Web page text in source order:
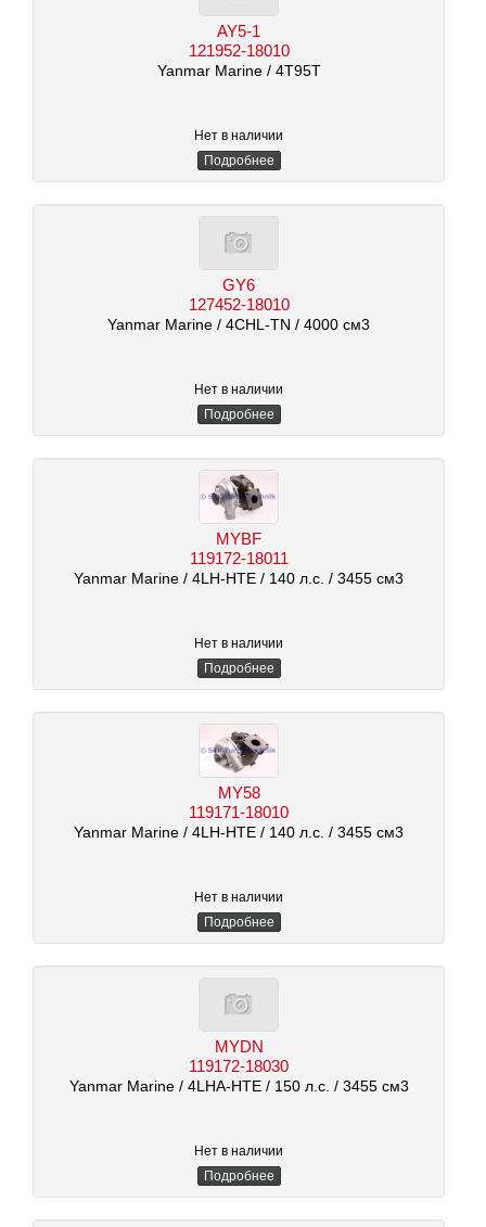
AY5-1
121952-18010
Yanmar Marine / 4T95T
Нет в наличии
Подробнее
GY6
127452-18010
Yanmar Marine/ 4CHL-TN / 4000 см3
Нет в наличии
Подробнее
MYBF
119172-18011
Yanmar Marine/ 4LH-HTE / 140 л.с. / 3455 см3
Нет в наличии
Подробнее
MY58
119171-18010
Yanmar Marine/ 4LH-HTE / 140 л.с. / 3455 см3
Нет в наличии
Подробнее
MYDN
119172-18030
Yanmar Marine / 4LHA-HTE / 150 л.с. / 3455 см3
Нет в наличии
Подробнее